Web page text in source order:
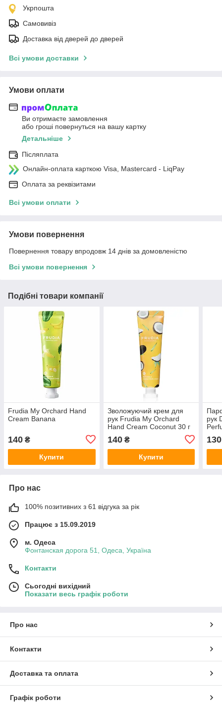
Укрпошта
Самовивіз
Доставка від дверей до дверей
Всі умови доставки
Умови оплати
Ви отримаєте замовлення
або гроші повернуться на вашу картку
Детальніше
Післяплата
Онлайн-оплата карткою Visa, Mastercard - LiqPay
Оплата за реквізитами
Всі умови оплати
Умови повернення
Повернення товару впродовж 14 днів за домовленістю
Всі умови повернення
Подібні товари компанії
Frudia My Orchard Hand
Cream Banana
140 ₴
Купити
Зволожуючий крем для
рук Frudia My Orchard
Hand Cream Coconut 30 г
140₴
Купити
рук
130
Про нас
100% позитивних з 61 відгука за рік
Працює з 15.09.2019
м. Одеса
Фонтанская дорога 51, Одеса, Україна
Контакти
Сьогодні вихідний
Показати весь графік роботи
Про нас
Контакти
Доставка та оплата
Графік роботи